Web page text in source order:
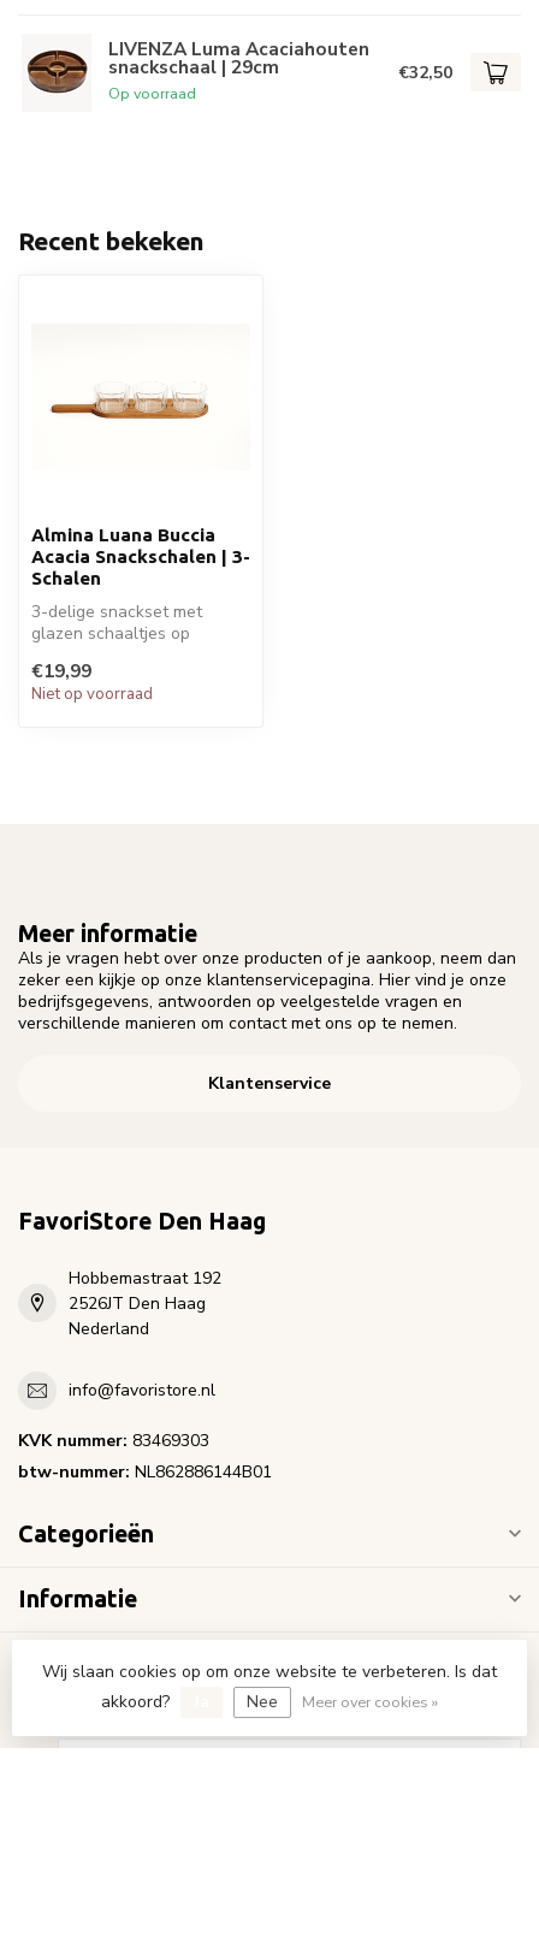
LIVENZA Luma Acaciahouten
snackschaal | 29cm
Op voorraad
€32,50
Recent bekeken
Almina Luana Buccia
Acacia Snackschalen | 3-
Schalen
3-delige snackset met
glazen schaaltjes op
voor tapa...
€19,99
Niet op voorraad
Meer informatie
Als je vragen hebt over onze producten of je aankoop, neem dan
zeker een kijkje op onze klantenservicepagina. Hier vind je onze
bedrijfsgegevens, antwoorden op veelgestelde vragen en
verschillende manieren om contact met ons op te nemen.
Klantenservice
FavoriStore Den Haag
Hobbemastraat 192
2526JT Den Haag
Nederland
info@favoristore.nl
KVK nummer: 83469303
btw-nummer: NL862886144B01
Categorieën
Informatie
Mijn account
Wij slaan cookies op om onze website te verbeteren. Is dat
akkoord?
Nee Meer over cookies »